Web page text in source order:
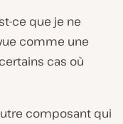
ce que je ne
comme une
cas où
composant qui